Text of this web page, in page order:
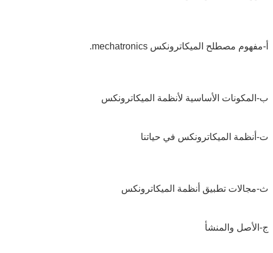
أ‌-مفهوم مصطلح الميكاترونكس mechatronics.
ب‌-المكونات الأساسية لأنظمة الميكاترونكس
ت‌-أنظمة الميكاترونكس في حياتنا
ث‌-مجالات تطبيق أنظمة الميكاترونكس
ج‌-الأصل والمنشأ